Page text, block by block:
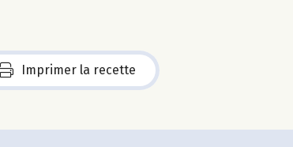
Imprimer la recette